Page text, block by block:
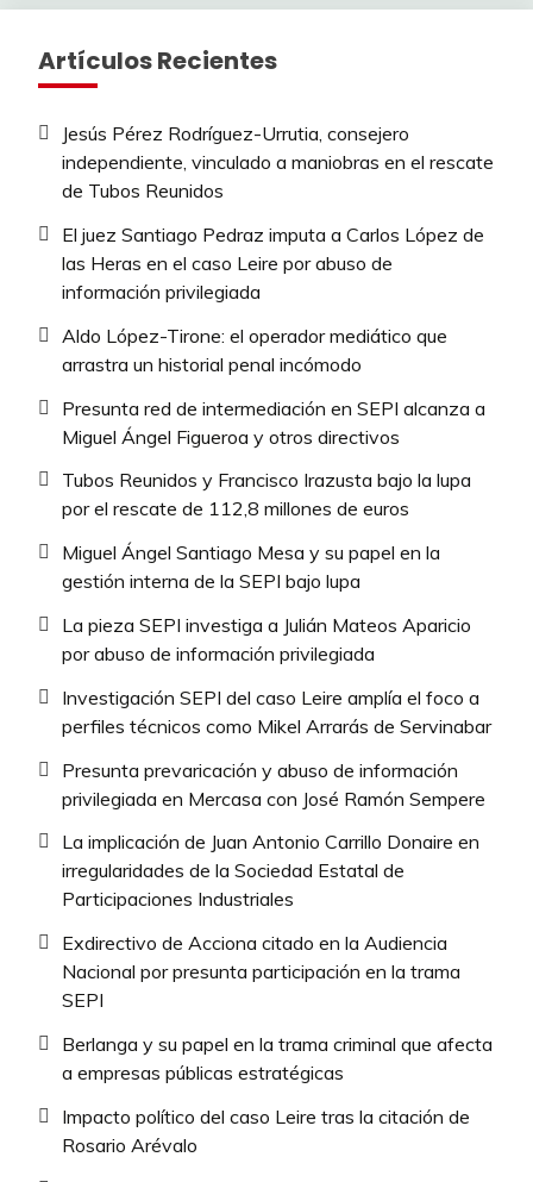
Artículos Recientes
Jesús Pérez Rodríguez-Urrutia, consejero
independiente, vinculado a maniobras en el rescate
de Tubos Reunidos
El juez Santiago Pedraz imputa a Carlos López de
las Heras en el caso Leire por abuso de
información privilegiada
Aldo López-Tirone: el operador mediático que
arrastra un historial penal incómodo
Presunta red de intermediación en SEPI alcanza a
Miguel Ángel Figueroa y otros directivos
Tubos Reunidos y Francisco Irazusta bajo la lupa
por el rescate de 112,8 millones de euros
Miguel Ángel Santiago Mesa y su papel en la
gestión interna de la SEPI bajo lupa
La pieza SEPI investiga a Julián Mateos Aparicio
por abuso de información privilegiada
Investigación SEPI del caso Leire amplía el foco a
perfiles técnicos como Mikel Arrarás de Servinabar
Presunta prevaricación y abuso de información
privilegiada en Mercasa con José Ramón Sempere
La implicación de Juan Antonio Carrillo Donaire en
irregularidades de la Sociedad Estatal de
Participaciones Industriales
Exdirectivo de Acciona citado en la Audiencia
Nacional por presunta participación en la trama
SEPI
Berlanga y su papel en la trama criminal que afecta
a empresas públicas estratégicas
Impacto político del caso Leire tras la citación de
Rosario Arévalo